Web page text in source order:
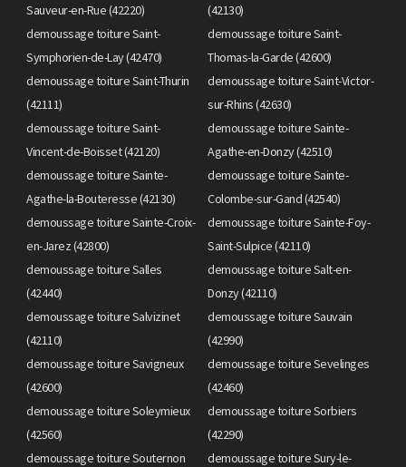
Sauveur-en-Rue (42220)
(42130)
demoussage toiture Saint-
Symphorien-de-Lay (42470)
demoussage toiture Saint-
Thomas-la-Garde (42600)
demoussage toiture Saint-Thurin
(42111)
demoussage toiture Saint-Victor-
sur-Rhins (42630)
demoussage toiture Saint-
Vincent-de-Boisset (42120)
demoussage toiture Sainte-
Agathe-en-Donzy (42510)
demoussage toiture Sainte-
Agathe-la-Bouteresse (42130)
demoussage toiture Sainte-
Colombe-sur-Gand (42540)
demoussage toiture Sainte-Croix-
en-Jarez (42800)
demoussage toiture Sainte-Foy-
Saint-Sulpice (42110)
demoussage toiture Salles
(42440)
demoussage toiture Salt-en-
Donzy (42110)
demoussage toiture Salvizinet
(42110)
demoussage toiture Sauvain
(42990)
demoussage toiture Savigneux
(42600)
demoussage toiture Sevelinges
(42460)
demoussage toiture Soleymieux
(42560)
demoussage toiture Sorbiers
(42290)
demoussage toiture Souternon
demoussage toiture Sury-le-